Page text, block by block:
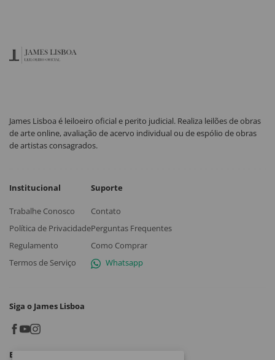
James Lisboa é leiloeiro oficial e perito judicial. Realiza leilões de obras
de arte online, avaliação de acervo individual ou de espólio de obras
de artistas consagrados.
Institucional
Trabalhe Conosco
Política de Privacidade
Regulamento
Termos de Serviço
Suporte
Contato
Perguntas Frequentes
Como Comprar
Whatsapp
Siga o James Lisboa
Baixe o App